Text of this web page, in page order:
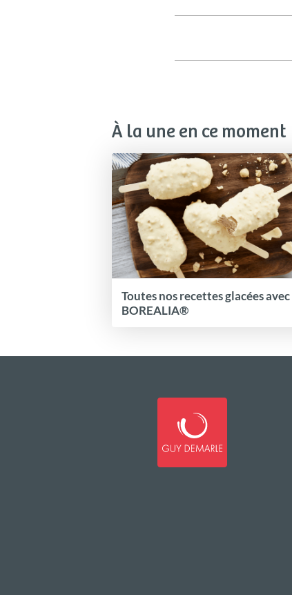
À la une en ce moment
Toutes nos recettes glacées avec
BOREALIA®